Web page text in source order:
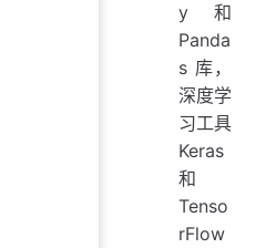
y 和
Panda
s 库，
深度学
习工具
Keras
和
Tenso
rFlow